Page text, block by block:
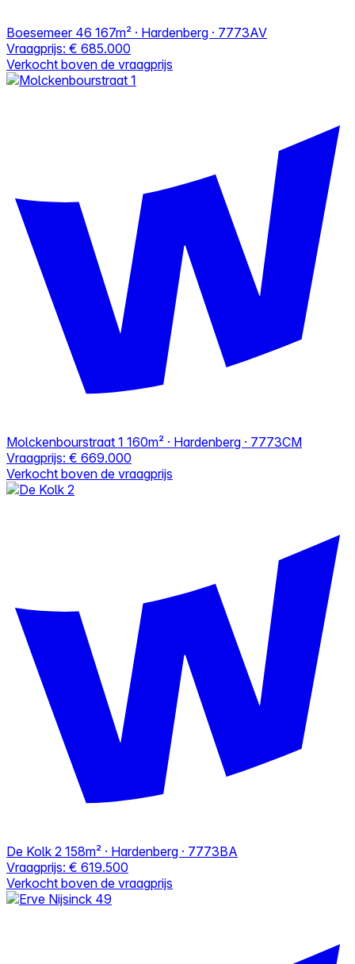
Boesemeer 46 167m² · Hardenberg · 7773AV
Vraagprijs: € 685.000
Verkocht boven de vraagprijs
Molckenbourstraat 1 160m² · Hardenberg · 7773CM
Vraagprijs: € 669.000
Verkocht boven de vraagprijs
De Kolk 2 158m² · Hardenberg · 7773BA
Vraagprijs: € 619.500
Verkocht boven de vraagprijs